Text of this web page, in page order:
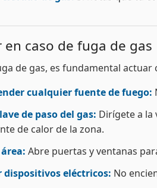
en caso de fuga de gas
de gas, es fundamental
cualquier fuente de fuego:
de paso del gas: Dirígete a la
de calor de la zona.
Abre puertas y ventanas
dispositivos eléctricos: No